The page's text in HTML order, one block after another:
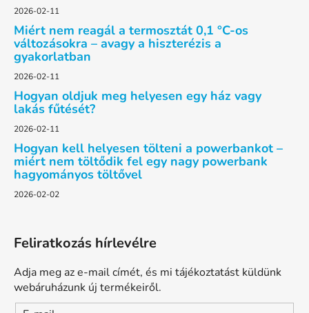
2026-02-11
Miért nem reagál a termosztát 0,1 °C-os
változásokra – avagy a hiszterézis a
gyakorlatban
2026-02-11
Hogyan oldjuk meg helyesen egy ház vagy
lakás fűtését?
2026-02-11
Hogyan kell helyesen tölteni a powerbankot –
miért nem töltődik fel egy nagy powerbank
hagyományos töltővel
2026-02-02
Feliratkozás hírlevélre
Adja meg az e-mail címét, és mi tájékoztatást küldünk
webáruházunk új termékeiről.